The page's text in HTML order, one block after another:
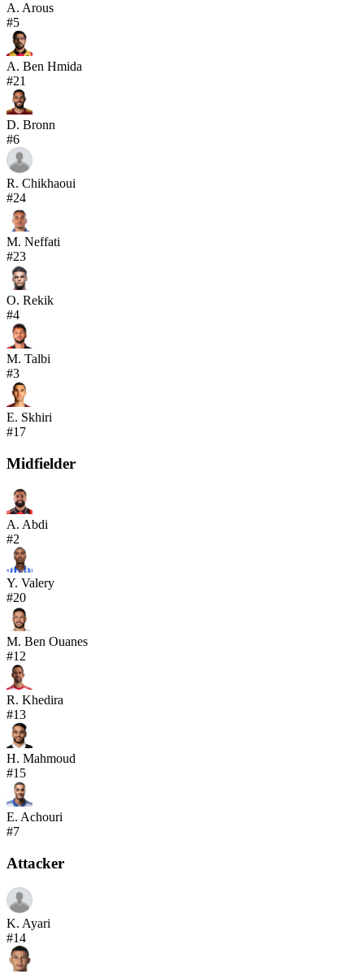
A. Arous
#5
A. Ben Hmida
#21
D. Bronn
#6
R. Chikhaoui
#24
M. Neffati
#23
O. Rekik
#4
M. Talbi
#3
E. Skhiri
#17
Midfielder
A. Abdi
#2
Y. Valery
#20
M. Ben Ouanes
#12
R. Khedira
#13
H. Mahmoud
#15
E. Achouri
#7
Attacker
K. Ayari
#14